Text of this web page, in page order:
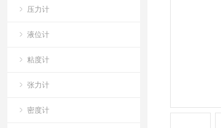
压力计
液位计
粘度计
张力计
密度计